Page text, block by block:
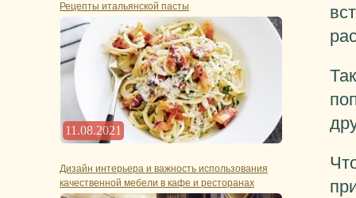
Рецепты итальянской пасты
11.08.2021
Дизайн интерьера и важность использования
качественной мебели в кафе и ресторанах